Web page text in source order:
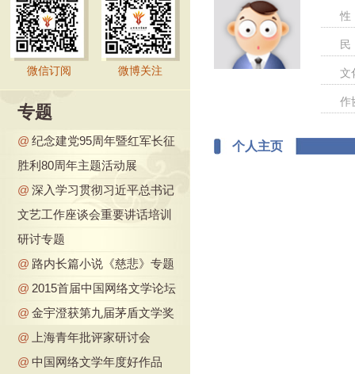
微信订阅 微博关注
专题
@ 纪念建党95周年暨红军长征
胜利80周年主题活动展
@ 深入学习贯彻习近平总书记
文艺工作座谈会重要讲话培训
研讨专题
@ 路内长篇小说《慈悲》专题
@ 2015首届中国网络文学论坛
@ 金宇澄获第九届茅盾文学奖
@
上海青年批评家研讨会
@ 中国网络文学年度好作品
文
作
个人主页